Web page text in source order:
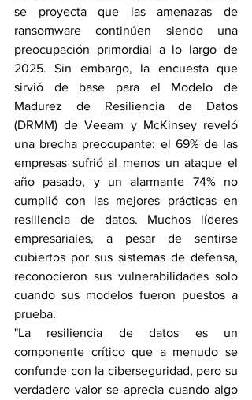
se proyecta que las amenazas de
ransomware continúen siendo una
preocupación primordial a lo largo de
2025. Sin embargo, la encuesta que
sirvió de base para el Modelo de
Madurez de Resiliencia de Datos
(DRMM) de Veeam y McKinsey reveló
una brecha preocupante: el 69% de las
empresas sufrió al menos un ataque el
año pasado, y un alarmante 74% no
cumplió con las mejores prácticas en
resiliencia de datos. Muchos líderes
empresariales, a pesar de sentirse
cubiertos por sus sistemas de defensa,
reconocieron sus vulnerabilidades solo
cuando sus modelos fueron puestos a
prueba.
"La resiliencia de datos es un
componente crítico que a menudo se
confunde con la ciberseguridad, pero su
verdadero valor se aprecia cuando algo